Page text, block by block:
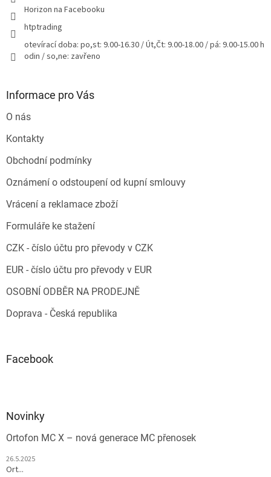
Horizon na Facebooku
htptrading
otevírací doba: po,st: 9.00-16.30 / Út,Čt: 9.00-18.00 / pá: 9.00-15.00 h
odin / so,ne: zavřeno
Informace pro Vás
O nás
Kontakty
Obchodní podmínky
Oznámení o odstoupení od kupní smlouvy
Vrácení a reklamace zboží
Formuláře ke stažení
CZK - číslo účtu pro převody v CZK
EUR - číslo účtu pro převody v EUR
OSOBNÍ ODBĚR NA PRODEJNĚ
Doprava - Česká republika
Facebook
Novinky
Ortofon MC X – nová generace MC přenosek
26.5.2025
Ort...